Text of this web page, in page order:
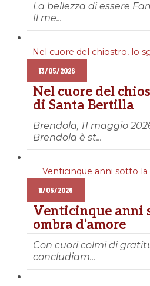
La bellezza di essere
Il me...
Nel cuore del chiostro, lo
13/05/2026
Nel cuore del
di Santa Bertilla
Brendola, 11 maggio
Brendola è st...
Venticinque anni sotto la
11/05/2026
Venticinque anni
ombra d’amore
Con cuori colmi di
concludiam...